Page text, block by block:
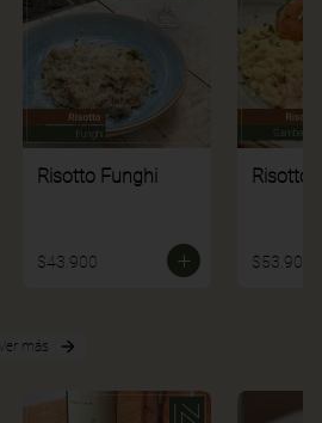
Risotto Funghi
$43.900
Risotto
$53.900
Ver más